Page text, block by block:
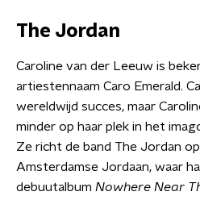
The Jordan
Caroline van der Leeuw is
artiestennaam Caro Emerald.
wereldwijd succes, maar
minder op haar plek in het
Ze richt de band The Jordan
Amsterdamse Jordaan, waar
debuutalbum Nowhere Near